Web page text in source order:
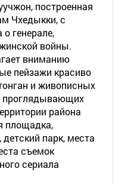
построенная
Чхедыкки, с
о генерале,
войны.
вниманию
пейзажи красиво
и живописных
проглядывающих
района
площадка,
парк, места
съемок
сериала